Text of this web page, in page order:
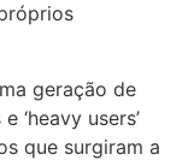
geração de
‘heavy users’
que surgiram a